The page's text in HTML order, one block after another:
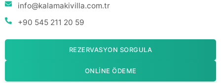
info@kalamakivilla.com.tr
+90 545 211 20 59
REZERVASYON SORGULA
ONLINE ÖDEME